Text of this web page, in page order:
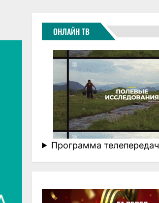
ОНЛАЙН ТВ
Программа телепередач